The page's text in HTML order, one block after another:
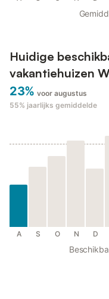
Huidige
vakantiehuizen
23% voor augustus
55% jaarlijks gemiddelde
A S O N D